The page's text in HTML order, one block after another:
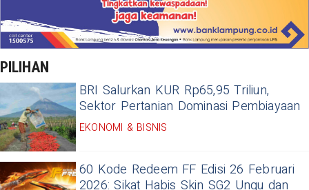
PILIHAN
BRI Salurkan KUR Rp65,95 Triliun,
Sektor Pertanian Dominasi Pembiayaan
EKONOMI & BISNIS
60 Kode Redeem FF Edisi 26 Februari
2026: Sikat Habis Skin SG2 Ungu dan